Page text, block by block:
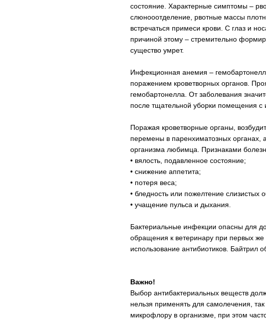
состояние. Характерные симптомы –
слюнооотделение, рвотные массы
встречаться примеси крови. С глаз и
причиной этому – стремительно
существо умрет.
Инфекционная анемия –
поражением кроветворных органов.
гемобартонелла. От заболевания
после тщательной уборки помещения
Поражая кроветворные органы,
перемены в паренхиматозных органах,
организма любимца. Признаками
• вялость, подавленное состояние;
• снижение аппетита;
• потеря веса;
• бледность или пожелтение слизистых
• учащение пульса и дыхания.
Бактериальные инфекции опасны для
обращения к ветеринару при первых же
использование антибиотиков. Байтрил
Важно!
Выбор антибактериальных веществ
нельзя применять для самолечения,
микрофлору в организме, при этом